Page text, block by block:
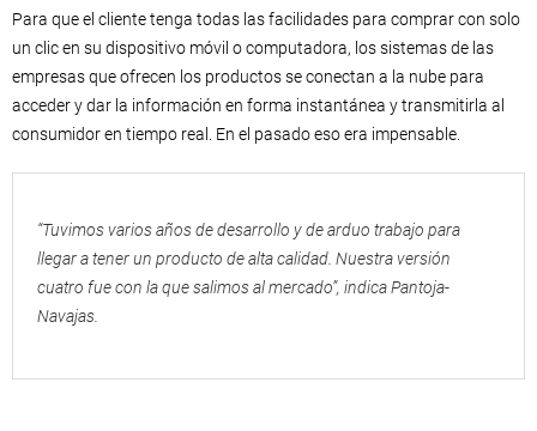
Para que el cliente tenga todas las facilidades para comprar con solo
un clic en su dispositivo móvil o computadora, los sistemas de las
empresas que ofrecen los productos se conectan a la nube para
acceder y dar la información en forma instantánea y transmitirla al
consumidor en tiempo real. En el pasado eso era impensable.
“Tuvimos varios años de desarrollo y de arduo trabajo para
llegar a tener un producto de alta calidad. Nuestra versión
cuatro fue con la que salimos al mercado”, indica Pantoja-
Navajas.